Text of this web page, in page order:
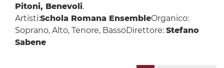
Pitoni, Benevoli.
Artisti:Schola Romana EnsembleOrganico:
Soprano, Alto, Tenore, BassoDirettore: Stefano
Sabene